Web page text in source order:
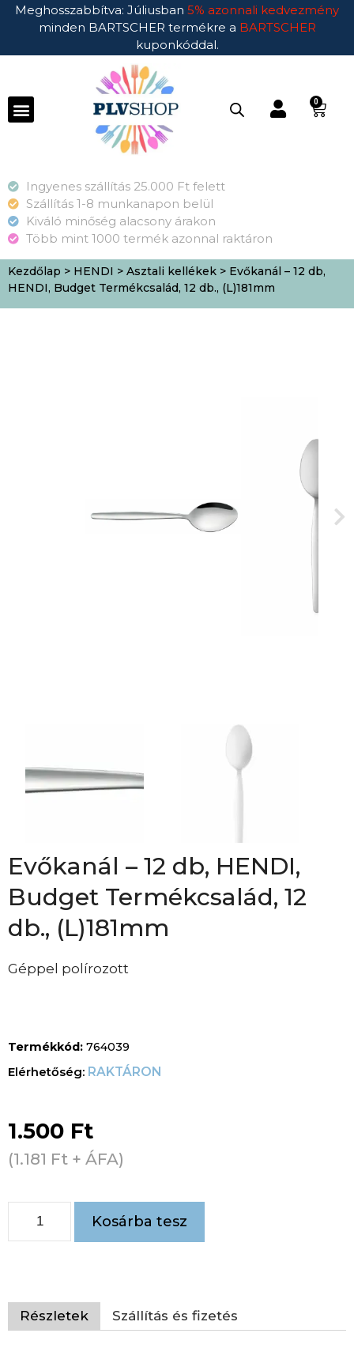
Meghosszabbítva: Júliusban 5% azonnali kedvezmény
minden BARTSCHER termékre a BARTSCHER
kuponkóddal.
0
Ingyenes szállítás 25.000 Ft felett
Szállítás 1-8 munkanapon belül
Kiváló minőség alacsony árakon
Több mint 1000 termék azonnal raktáron
Kezdőlap > HENDI > Asztali kellékek > Evőkanál – 12 db,
HENDI, Budget Termékcsalád, 12 db., (L)181mm
Evőkanál – 12 db, HENDI,
Budget Termékcsalád, 12
db., (L)181mm
Géppel polírozott
Termékkód: 764039
RAKTÁRON
1.500 Ft
(1.181 Ft + ÁFA)
Kosárba tesz
Részletek Szállítás és fizetés